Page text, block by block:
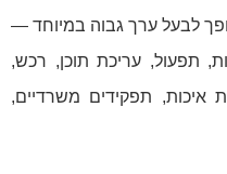
לבעל ערך גבוה במיוחד —
תפעול, עריכת תוכן, רכש,
איכות, תפקידים משרדיים,